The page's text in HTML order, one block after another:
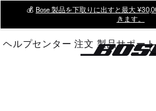
Main
💰 Bose 製品を下取りに出すと最大
きます。
ヘルプセンター 注文 製品サポート